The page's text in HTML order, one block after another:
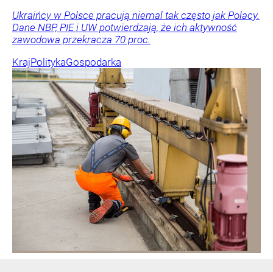
Ukraińcy w Polsce pracują niemal tak często jak Polacy.
Dane NBP, PIE i UW potwierdzają, że ich aktywność
zawodowa przekracza 70 proc.
KrajPolitykaGospodarka